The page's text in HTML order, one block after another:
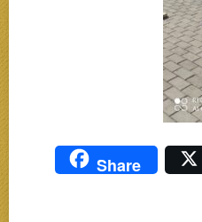
Share